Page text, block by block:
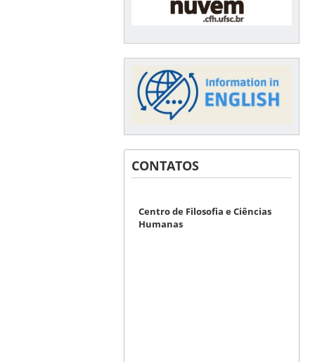
CONTATOS
Centro de Filosofia e Ciências
Humanas